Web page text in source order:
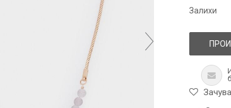
Залихи